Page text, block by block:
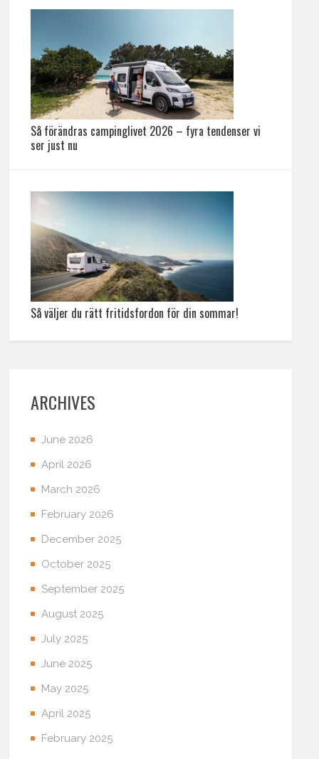
Så förändras campinglivet 2026 – fyra tendenser vi
ser just nu
Så väljer du rätt fritidsfordon för din sommar!
ARCHIVES
June 2026
April 2026
March 2026
February 2026
December 2025
October 2025
September 2025
August 2025
July 2025
June 2025
May 2025
April 2025
February 2025